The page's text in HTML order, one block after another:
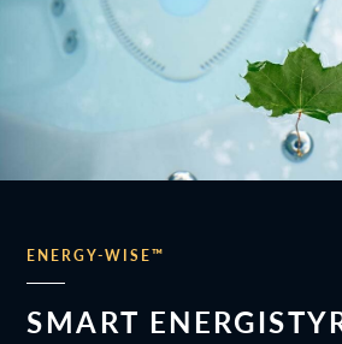
ENERGY-WISE™
SMART